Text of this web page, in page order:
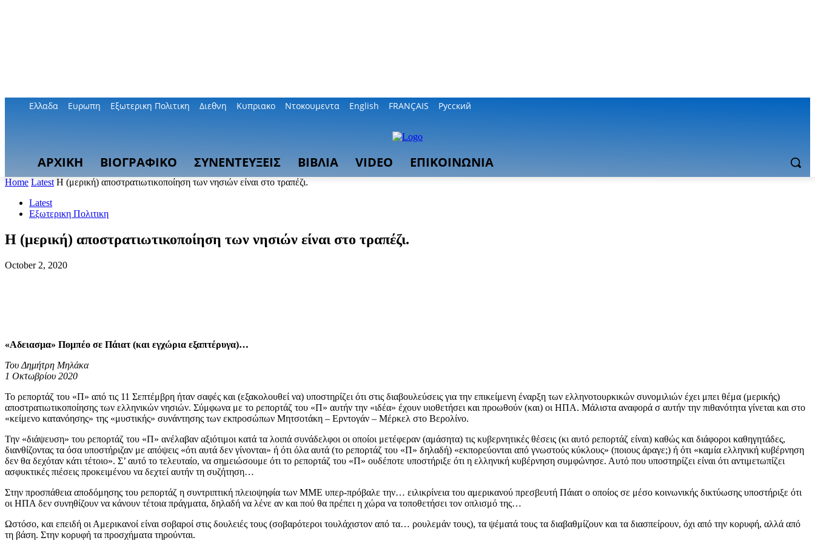
Ελλαδα Ευρωπη Εξωτερικη Πολιτικη Διεθνη Κυπριακο Ντοκουμεντα English FRANÇAIS Русский
ΑΡΧΙΚΗ ΒΙΟΓΡΑΦΙΚΟ ΣΥΝΕΝΤΕΥΞΕΙΣ ΒΙΒΛΙΑ VIDEO ΕΠΙΚΟΙΝΩΝΙΑ
Home Latest Η (μερική) αποστρατιωτικοποίηση των νησιών είναι στο τραπέζι.
Latest
Εξωτερικη Πολιτικη
Η (μερική) αποστρατιωτικοποίηση των νησιών είναι στο τραπέζι.
October 2, 2020
«Αδειασμα» Πομπέο σε Πάιατ (και εγχώρια εξαπτέρυγα)…
Του Δημήτρη Μηλάκα
1 Οκτωβρίου 2020
Το ρεπορτάζ του «Π» από τις 11 Σεπτέμβρη ήταν σαφές και (εξακολουθεί να) υποστηρίζει ότι στις διαβουλεύσεις για την επικείμενη έναρξη των ελληνοτουρκικών συνομιλιών έχει μπει θέμα (μερικής)
αποστρατιωτικοποίησης των ελληνικών νησιών. Σύμφωνα με το ρεπορτάζ του «Π» αυτήν την «ιδέα» έχουν υιοθετήσει και προωθούν (και) οι ΗΠΑ. Μάλιστα αναφορά σ αυτήν την πιθανότητα γίνεται και στο
«κείμενο κατανόησης» της «μυστικής» συνάντησης των εκπροσώπων Μητσοτάκη – Ερντογάν – Μέρκελ στο Βερολίνο.
Την «διάψευση» του ρεπορτάζ του «Π» ανέλαβαν αξιότιμοι κατά τα λοιπά συνάδελφοι οι οποίοι μετέφεραν (αμάσητα) τις κυβερνητικές θέσεις (κι αυτό ρεπορτάζ είναι) καθώς και διάφοροι καθηγητάδες,
διανθίζοντας τα όσα υποστήριζαν με απόψεις «ότι αυτά δεν γίνονται» ή ότι όλα αυτά (το ρεπορτάζ του «Π» δηλαδή) «εκπορεύονται από γνωστούς κύκλους» (ποιους άραγε;) ή ότι «καμία ελληνική κυβέρνηση
δεν θα δεχόταν κάτι τέτοιο». Σ’ αυτό το τελευταίο, να σημειώσουμε ότι το ρεπορτάζ του «Π» ουδέποτε υποστήριξε ότι η ελληνική κυβέρνηση συμφώνησε. Αυτό που υποστηρίζει είναι ότι αντιμετωπίζει
ασφυκτικές πιέσεις προκειμένου να δεχτεί αυτήν τη συζήτηση…
Στην προσπάθεια αποδόμησης του ρεπορτάζ η συντριπτική πλειοψηφία των ΜΜΕ υπερ-πρόβαλε την… ειλικρίνεια του αμερικανού πρεσβευτή Πάιατ ο οποίος σε μέσο κοινωνικής δικτύωσης υποστήριξε ότι
οι ΗΠΑ δεν συνηθίζουν να κάνουν τέτοια πράγματα, δηλαδή να λένε αν και πού θα πρέπει η χώρα να τοποθετήσει τον οπλισμό της…
Ωστόσο, και επειδή οι Αμερικανοί είναι σοβαροί στις δουλειές τους (σοβαρότεροι τουλάχιστον από τα… ρουλεμάν τους), τα ψέματά τους τα διαβαθμίζουν και τα διασπείρουν, όχι από την κορυφή, αλλά από
τη βάση. Στην κορυφή τα προσχήματα τηρούνται.